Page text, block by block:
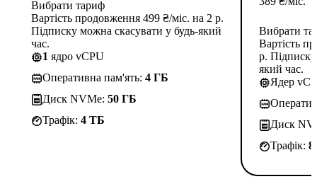
Вибрати тариф
Вартість продовження 499 ₴/міс. на 2 р.
Підписку можна скасувати у будь-який
час.
1 ядро vCPU
Оперативна пам'ять: 4 ГБ
Диск NVMe: 50 ГБ
Трафік: 4 TБ
Вибрати
Вартість
р.
який час.
Ядер
Диск
Трафік: